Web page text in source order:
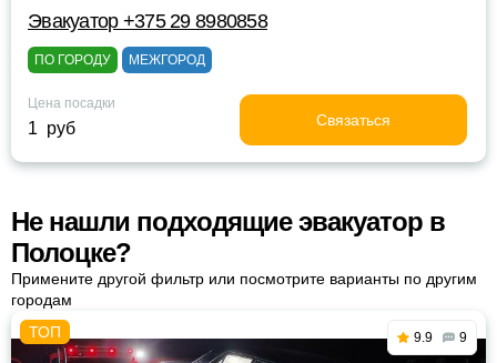
Эвакуатор +375 29 8980858
ПО ГОРОДУ МЕЖГОРОД
Цена посадки
1 руб Связаться
Не нашли подходящие эвакуатор в
Полоцке?
Примените другой фильтр или посмотрите варианты по другим
городам
9.9 9